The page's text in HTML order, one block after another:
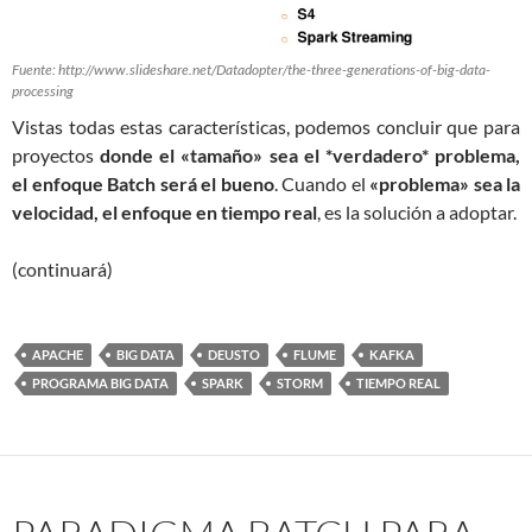
Fuente: http://www.slideshare.net/Datadopter/the-three-generations-of-big-data-
processing
Vistas todas estas características, podemos concluir que para
proyectosdonde el «tamaño» sea el *verdadero* problema,
el enfoque Batch será el bueno. Cuando el «problema» sea la
velocidad, el enfoque en tiempo real , es la solución a adoptar.
(continuará)
APACHE BIG DATA DEUSTO FLUME
KAFKA
PROGRAMA BIG DATA
SPARK STORM TIEMPO REAL